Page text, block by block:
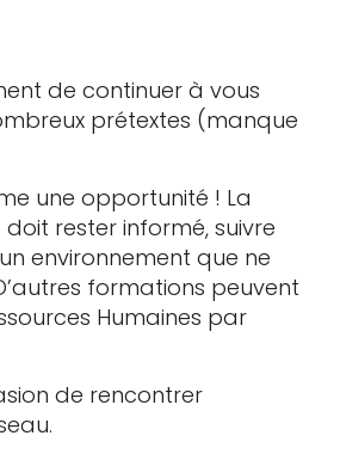
de continuer à vous
prétextes (manque
une opportunité ! La
rester informé, suivre
environnement que ne
formations peuvent
Humaines par
de rencontrer